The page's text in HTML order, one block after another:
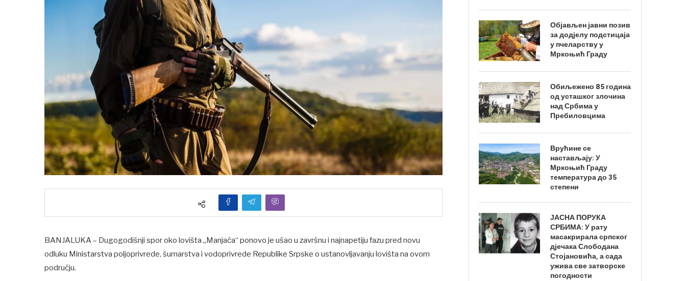
BANJALUKA – Dugogodišnji spor oko lovišta „Manjača“ ponovo je ušao u završnu i najnapetiju fazu pred novu
odluku Ministarstva poljoprivrede, šumarstva i vodoprivrede Republike Srpske o ustanovljavanju lovišta na ovom
području.
Објављен јавни позив
за додјелу подстицаја
у пчеларству у
Мркоњић Граду
Обиљежено 85 година
од усташког злочина
над Србима у
Пребиловцима
Врућине се
настављају: У
Мркоњић Граду
температура до 35
степени
ЈАСНА ПОРУКА
СРБИМА: У рату
масакрирала српског
дјечака Слободана
Стојановића, а сада
ужива све затворске
погодности